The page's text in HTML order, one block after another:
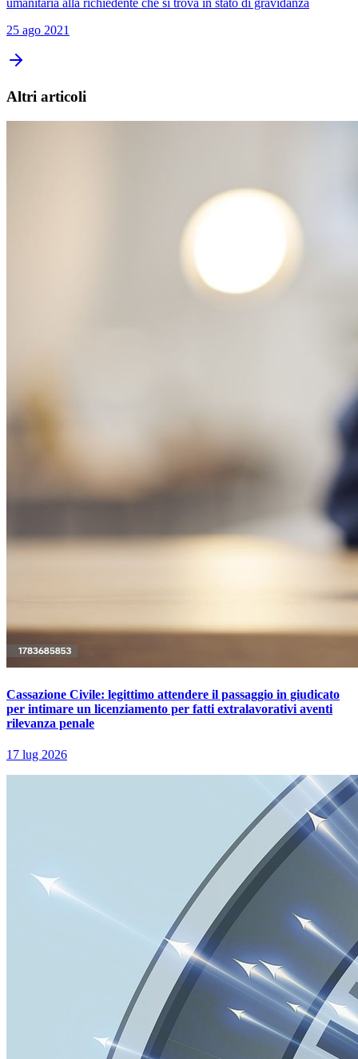
umanitaria alla richiedente che si trova in stato di gravidanza
25 ago 2021
Altri articoli
Cassazione Civile: legittimo attendere il passaggio in giudicato
per intimare un licenziamento per fatti extralavorativi aventi
rilevanza penale
17 lug 2026